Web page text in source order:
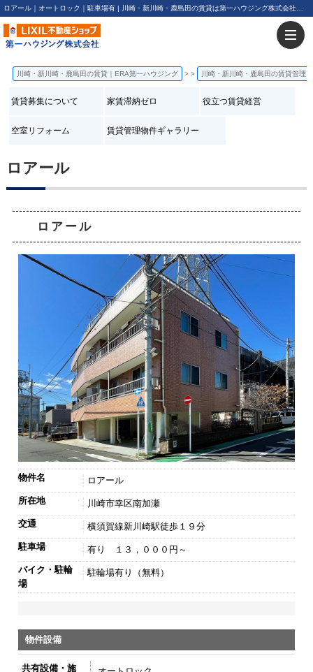
川崎・新川崎・鹿島田の賃貸｜ERA第一ハウジング > 川崎・新川崎・鹿島田の賃貸管理
賃貸募集について 家賃滞納ゼロ 役立つ賃貸経営
空室リフォーム 賃貸管理物件ギャラリー
ロアール
ロアール
物件名
ロアール
所在地
川崎市幸区南加瀬
交通
横須賀線新川崎駅徒歩１９分
駐車場
有り １３，０００円～
バイク・駐輪
場
駐輪場有り（無料）
物件設備
共有設備・施